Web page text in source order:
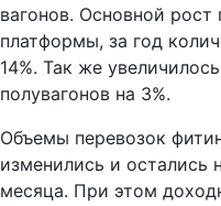
вагонов. Основной
платформы, за год
14%. Так же
полувагонов на 3%.
Объемы перевозок
изменились и остались
месяца. При этом